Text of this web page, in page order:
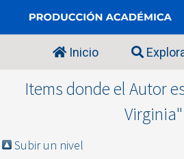
Inicio
Items donde el Autor
Virginia"
Subir un nivel